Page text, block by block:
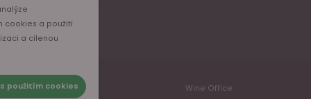
Wine Office
cookies a použití
a cílenou
použitím cookies